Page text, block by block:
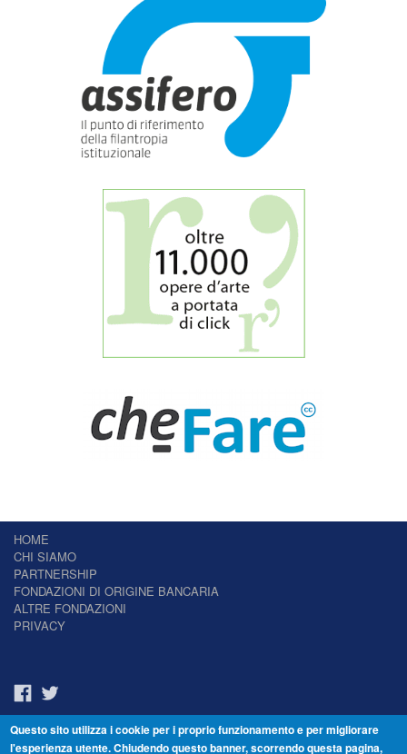
HOME
CHI SIAMO
PARTNERSHIP
FONDAZIONI DI ORIGINE BANCARIA
ALTRE FONDAZIONI
PRIVACY
Il Giornale delle Fondazioni - Periodico telematico
Questo sito utilizza i cookie per i proprio funzionamento e per migliorare
l'esperienza utente. Chiudendo questo banner, scorrendo questa pagina,